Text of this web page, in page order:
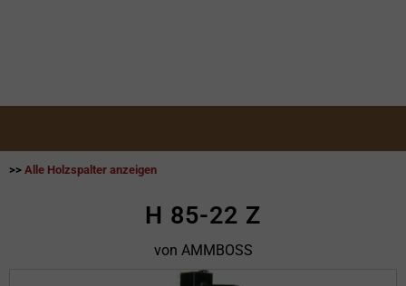
>> Alle Holzspalter anzeigen
H 85-22 Z
von AMMBOSS